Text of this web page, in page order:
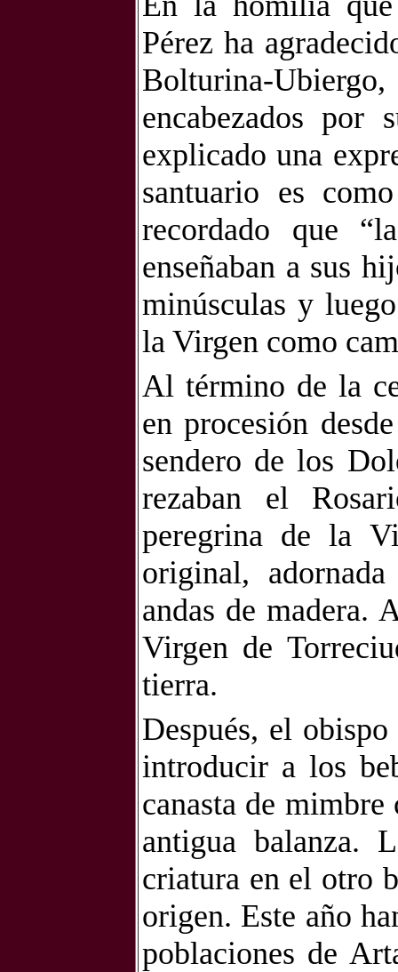
Pérez ha
Bolturina-
encabezados por
explicado una
santuario es
recordado que
enseñaban a sus
minúsculas y
la Virgen como
Al término de la
en procesión
sendero de los
rezaban el
peregrina de la
original,
andas de madera.
Virgen de
tierra.
Después, el
introducir a los
canasta de
antigua balanza.
criatura en el otro
origen. Este año
poblaciones de